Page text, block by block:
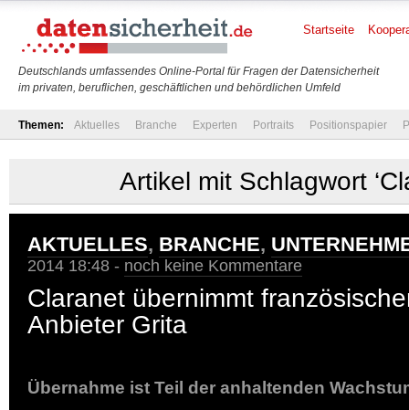
Deutschlands umfassendes Online-Portal für Fragen der Datensicherheit
im privaten, beruflichen, geschäftlichen und behördlichen Umfeld
Startseite
Themen: Aktuelles Branche Experten Portraits Positionspapier
Artikel mit Schlagwort
AKTUELLES, BRANCHE,
2014 18:48 - noch keine Kommentare
Claranet übernimmt
Anbieter Grita
Übernahme ist Teil der anhaltenden